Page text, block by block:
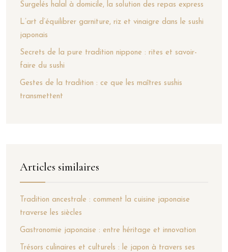
Surgelés halal à domicile, la solution des repas express
L’art d’équilibrer garniture, riz et vinaigre dans le sushi
japonais
Secrets de la pure tradition nippone : rites et savoir-
faire du sushi
Gestes de la tradition : ce que les maîtres sushis
transmettent
Articles similaires
Tradition ancestrale : comment la cuisine japonaise
traverse les siècles
Gastronomie japonaise : entre héritage et innovation
Trésors culinaires et culturels : le japon à travers ses